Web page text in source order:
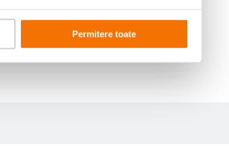
Permitere toate